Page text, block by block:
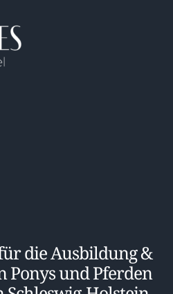
die Ausbildung &
Ponys und Pferden